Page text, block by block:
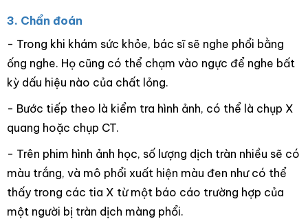
3. Chẩn đoán
- Trong khi khám sức khỏe, bác sĩ sẽ nghe phổi bằng
ống nghe. Họ cũng có thể chạm vào ngực để nghe bất
kỳ dấu hiệu nào của chất lỏng.
- Bước tiếp theo là kiểm tra hình ảnh, có thể là chụp X
quang hoặc chụp CT.
- Trên phim hình ảnh học, số lượng dịch tràn nhiều sẽ có
màu trắng, và mô phổi xuất hiện màu đen như có thể
thấy trong các tia X từ một báo cáo trường hợp của
một người bị tràn dịch màng phổi.